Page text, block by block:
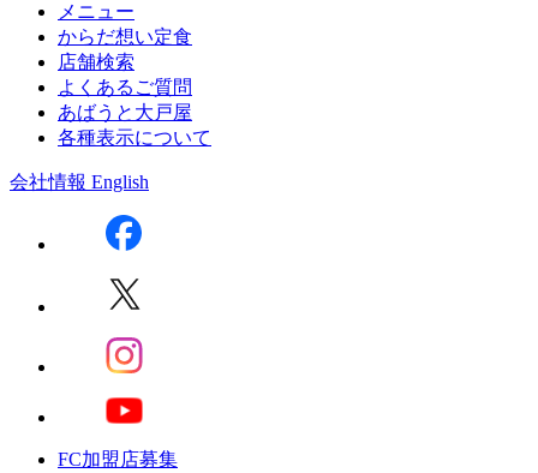
メニュー
からだ想い定食
店舗検索
よくあるご質問
あばうと大戸屋
各種表示について
会社情報 English
FC加盟店募集